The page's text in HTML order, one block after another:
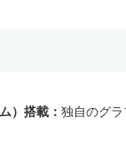
）搭載： 独自のグ